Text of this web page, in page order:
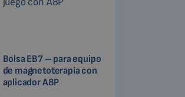
Bolsa EB7 – para equipo
de magnetoterapia con
aplicador A8P